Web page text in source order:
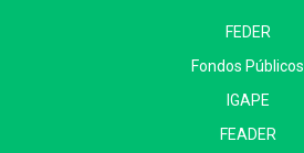
FEDER
Fondos Públicos
IGAPE
FEADER